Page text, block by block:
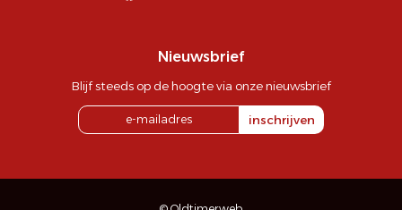
Nieuwsbrief
Blijf steeds op de hoogte via onze nieuwsbrief
inschrijven